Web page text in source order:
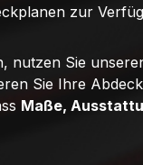
zur
nutzen Sie
Sie Ihre
Maße,